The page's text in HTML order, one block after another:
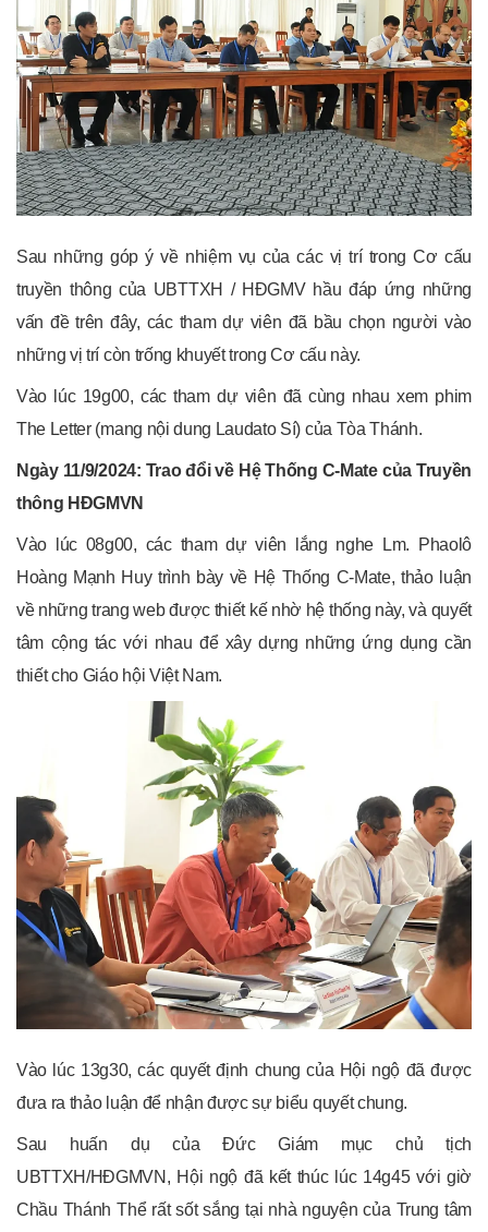
Sau những góp ý về nhiệm vụ của các vị trí trong Cơ cấu
truyền thông của UBTTXH / HĐGMV hầu đáp ứng những
vấn đề trên đây, các tham dự viên đã bầu chọn người vào
những vị trí còn trống khuyết trong Cơ cấu này.
Vào lúc 19g00, các tham dự viên đã cùng nhau xem phim
The Letter (mang nội dung Laudato Sí) của Tòa Thánh.
Ngày 11/9/2024: Trao đổi về Hệ Thống C-Mate của Truyền
thông HĐGMVN
Vào lúc 08g00, các tham dự viên lắng nghe Lm. Phaolô
Hoàng Mạnh Huy trình bày về Hệ Thống C-Mate, thảo luận
về những trang web được thiết kế nhờ hệ thống này, và quyết
tâm cộng tác với nhau để xây dựng những ứng dụng cần
thiết cho Giáo hội Việt Nam.
Vào lúc 13g30, các quyết định chung của Hội ngộ đã được
đưa ra thảo luận để nhận được sự biểu quyết chung.
Sau huấn dụ của Đức Giám mục chủ tịch
UBTTXH/HĐGMVN, Hội ngộ đã kết thúc lúc 14g45 với giờ
Chầu Thánh Thể rất sốt sắng tại nhà nguyện của Trung tâm